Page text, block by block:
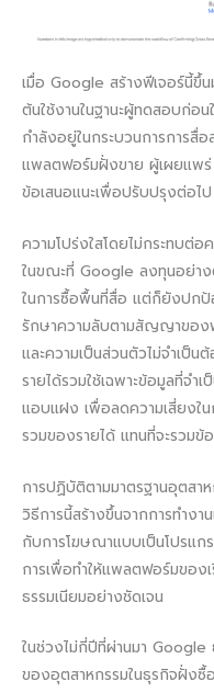
เมื่อ Google สร้างฟีเจอร์นี้
ต้นใช้งานในฐานะผู้ทดสอบก่อ
กำลังอยู่ในกระบวนการการ
แพลตฟอร์มฝั่งขาย ผู้เผยแพร่
ข้อเสนอแนะเพื่อปรับปรุงต่อไป
ความโปร่งใสโดยไม่กระทบต่อ
ในขณะที่ Google ลงทุนอย่าง
ในการซื้อพื้นที่สื่อ แต่ก็ยังปกป้
รักษาความลับตามสัญญาของ
และความเป็นส่วนตัวไม่จำเป็
รายได้รวมใช้เฉพาะข้อมูลที่จำ
แอบแฝง เพื่อลดความเสี่ยง
รวมของรายได้ แทนที่จะรวมข้
การปฏิบัติตามมาตรฐานอุตสา
วิธีการนี้สร้างขึ้นจากการทำงา
กับการโฆษณาแบบเป็นโปรแ
การเพื่อทำให้แพลตฟอร์มของ
ธรรมเนียมอย่างชัดเจน
ในช่วงไม่กี่ปีที่ผ่านมา Google
ของอุตสาหกรรมในธุรกิจฝั่ง